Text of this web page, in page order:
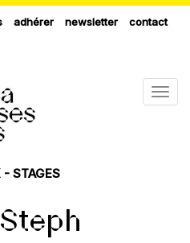
adhérer newsletter contact
- STAGES